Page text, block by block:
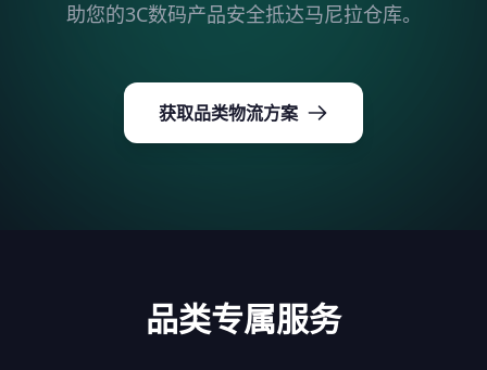
助您的3C数码产品安全抵达马尼拉仓库。
获取品类物流方案
品类专属服务